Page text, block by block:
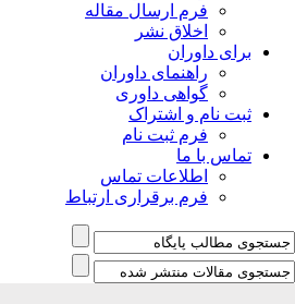
فرم ارسال مقاله
اخلاق نشر
برای داوران
راهنمای داوران
گواهی داوری
ثبت نام و اشتراک
فرم ثبت نام
تماس با ما
اطلاعات تماس
فرم برقراری ارتباط